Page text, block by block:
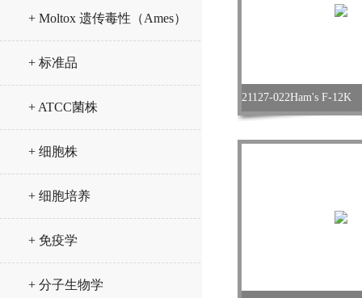
+ Moltox 遗传毒性（Ames）
试验试剂
+ 标准品
+ ATCC菌株
+ 细胞株
+ 细胞培养
+ 免疫学
+ 分子生物学